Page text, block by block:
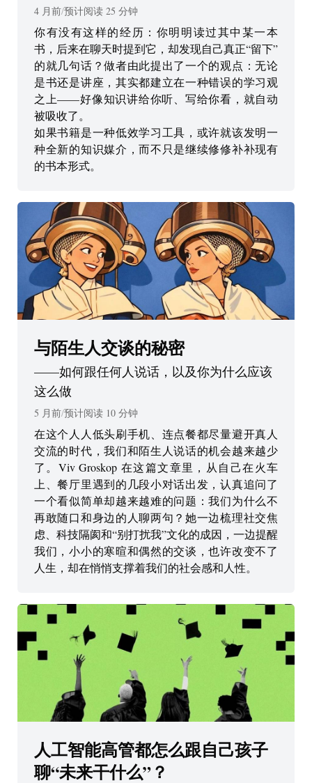
4 月前/预计阅读 25 分钟
你有没有这样的经历：你明明读过其中某一本
书，后来在聊天时提到它，却发现自己真正“留下”
的就几句话？做者由此提出了一个的观点：无论
是书还是讲座，其实都建立在一种错误的学习观
之上——好像知识讲给你听、写给你看，就自动
被吸收了。
如果书籍是一种低效学习工具，或许就该发明一
种全新的知识媒介，而不只是继续修修补补现有
的书本形式。
与陌生人交谈的秘密
——如何跟任何人说话，以及你为什么应该
这么做
5 月前/预计阅读 10 分钟
在这个人人低头刷手机、连点餐都尽量避开真人
交流的时代，我们和陌生人说话的机会越来越少
了。Viv Groskop 在这篇文章里，从自己在火车
上、餐厅里遇到的几段小对话出发，认真追问了
一个看似简单却越来越难的问题：我们为什么不
再敢随口和身边的人聊两句？她一边梳理社交焦
虑、科技隔阂和“别打扰我”文化的成因，一边提醒
我们，小小的寒暄和偶然的交谈，也许改变不了
人生，却在悄悄支撑着我们的社会感和人性。
人工智能高管都怎么跟自己孩子
聊“未来干什么”？